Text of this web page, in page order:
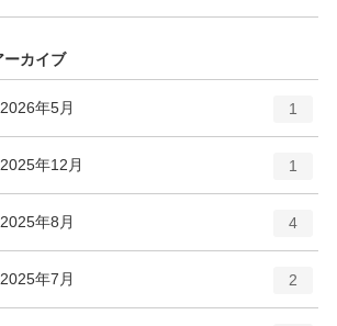
ーカイブ
2026年5月
リ
ー
1
2025年12月
ー
1
2025年8月
ー
4
2025年7月 2